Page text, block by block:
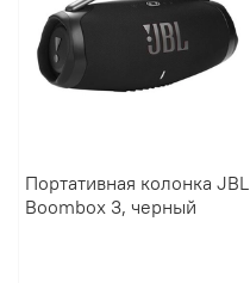
Портативная колонка JBL
Boombox 3, черный